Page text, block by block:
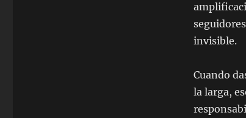
invisible.
Cuando
la larga,